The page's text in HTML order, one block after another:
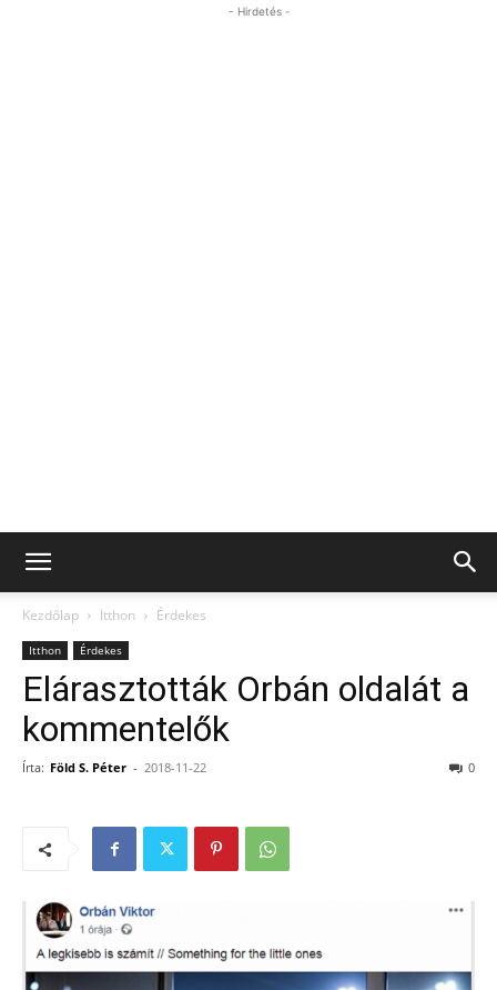
- Hirdetés -
Kezdőlap Itthon Érdekes
Itthon Érdekes
Elárasztották Orbán oldalát a
kommentelők
Írta: Föld S. Péter - 2018-11-22 0